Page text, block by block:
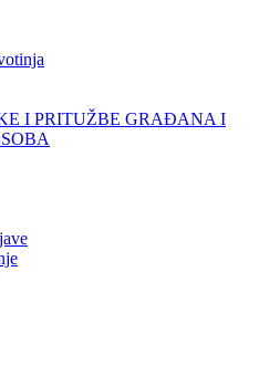
I PRITUŽBE GRAĐANA I